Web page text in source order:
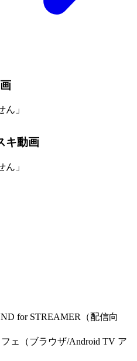
ん」
キ動画
ん」
for STREAMER（配信向
ェ（ブラウザ/Android TV ア